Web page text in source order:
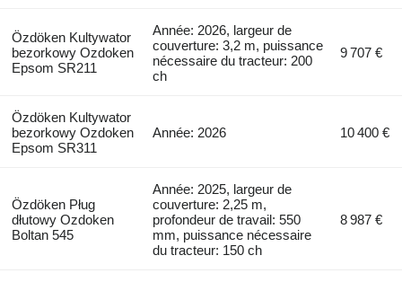
Özdöken Kultywator
bezorkowy Ozdoken
Epsom SR211
Année: 2026, largeur de
couverture: 3,2 m, puissance
nécessaire du tracteur: 200
ch
9 707 €
Özdöken Kultywator
bezorkowy Ozdoken
Epsom SR311
Année: 2026 10 400 €
Özdöken Pług
dłutowy Ozdoken
Boltan 545
Année: 2025, largeur de
couverture: 2,25 m,
profondeur de travail: 550
mm, puissance nécessaire
du tracteur: 150 ch
8 987 €